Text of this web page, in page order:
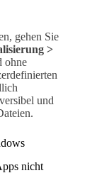
gehen Sie
>
ohne
und
nicht